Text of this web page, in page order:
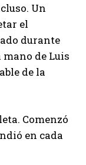
Un
el
durante
de Luis
de la
Comenzó
en cada